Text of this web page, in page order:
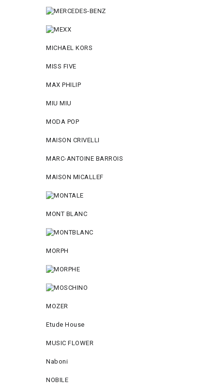
MICHAEL KORS
MISS FIVE
MAX PHILIP
MIU MIU
MODA POP
MAISON CRIVELLI
MARC-ANTOINE BARROIS
MAISON MICALLEF
MONT BLANC
MORPH
MOZER
Etude House
MUSIC FLOWER
Naboni
NOBILE